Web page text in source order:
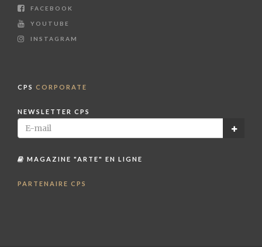
FACEBOOK
YOUTUBE
INSTAGRAM
CPS CORPORATE
NEWSLETTER CPS
MAGAZINE "ARTE" EN LIGNE
PARTENAIRE CPS